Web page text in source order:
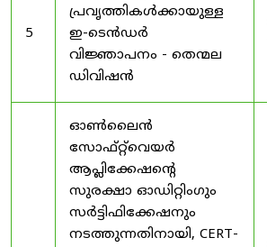
5
പ്രവൃത്തികൾക്കായുള്ള
ഇ-ടെൻഡർ
വിജ്ഞാപനം - തെന്മല
ഡിവിഷൻ
ഓൺലൈൻ
സോഫ്റ്റ്‌വെയർ
ആപ്ലിക്കേഷന്റെ
സുരക്ഷാ ഓഡിറ്റിംഗും
സർട്ടിഫിക്കേഷനും
നടത്തുന്നതിനായി, CERT-